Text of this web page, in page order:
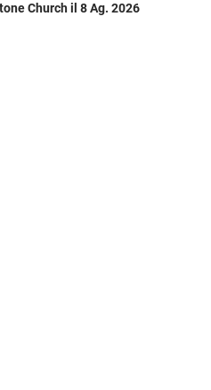
Church il 8 Ag. 2026